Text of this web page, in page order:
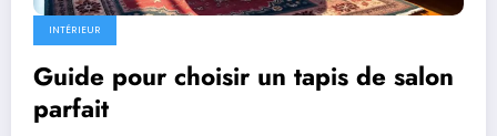
INTÉRIEUR
Guide pour choisir un tapis de salon
parfait